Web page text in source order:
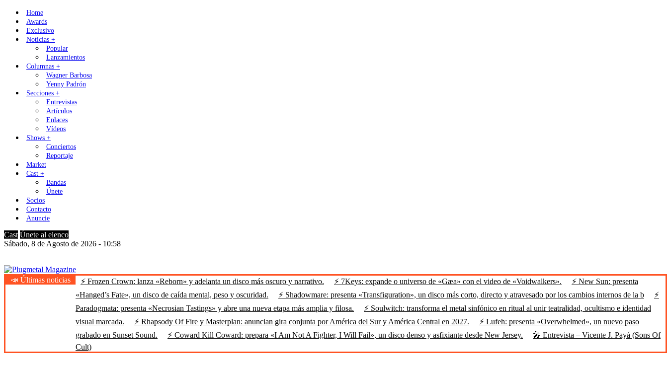
Skip
content
Home
Awards
Exclusivo
Noticias +
Popular
Lanzamientos
Columnas +
Wagner Barbosa
Yenny Padrón
Secciones +
Entrevistas
Artículos
Enlaces
Vídeos
Shows +
Conciertos
Reportaje
Market
Cast +
Bandas
Únete
Socios
Contacto
Anuncie
Cast Únete al elenco
Sábado, 8 de Agosto de 2026 - 10:58
Plugmetal Magazine
Heavy Metal is Life
📣 Últimas noticias ⚡ Frozen Crown: lanza «Reborn» y adelanta un disco más oscuro y narrativo. ⚡ 7Keys: expande o universo de «Gæa» con el video de «Voidwalkers».
⚡ New Sun: presenta
«Hanged’s Fate», un disco de caída mental, peso y oscuridad.
⚡ Shadowmare: presenta «Transfiguration», un disco más corto, directo y atravesado por los cambios internos de la b
⚡
Paradogmata: presenta «Necrosian Tastings» y abre una nueva etapa más amplia y filosa.
⚡ Soulwitch: transforma el metal sinfónico en ritual al unir teatralidad, ocultismo e identidad
visual marcada.
⚡ Rhapsody Of Fire y Masterplan: anuncian gira conjunta por América del Sur y América Central en 2027.
⚡ Lufeh: presenta «Overwhelmed», un nuevo paso
grabado en Sunset Sound.
⚡ Coward Kill Coward: prepara «I Am Not A Fighter, I Will Fail», un disco denso y asfixiante desde New Jersey.
🎤 Entrevista – Vicente J. Payá (Sons Of
Cult)